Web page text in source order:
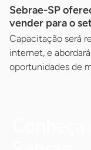
Sebrae-SP
vender para o
Capacitação será
internet, e
oportunidades de